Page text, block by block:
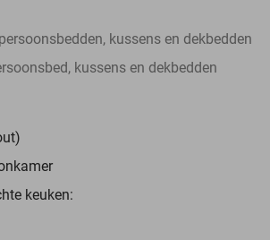
kussens en dekbedden
kussens en dekbedden
keuken: